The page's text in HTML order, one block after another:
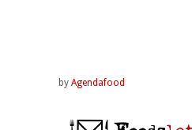
by Agendafood